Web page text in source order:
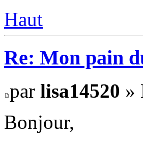
Haut
Re: Mon pain
par lisa14520 »
Bonjour,